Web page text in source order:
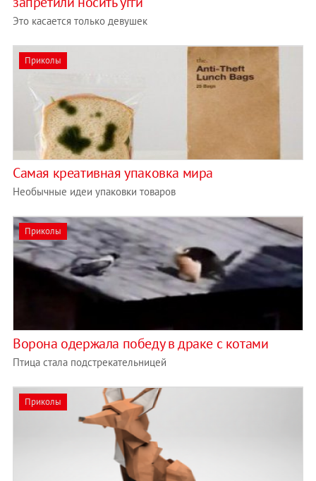
Это касается только девушек
Приколы
Самая креативная упаковка мира
Необычные идеи упаковки товаров
Приколы
Ворона одержала победу в драке с котами
Птица стала подстрекательницей
Приколы